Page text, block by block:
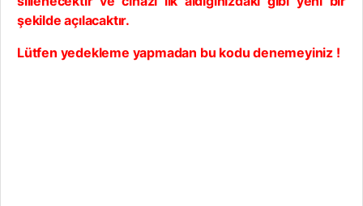
şekilde açılacaktır.
Lütfen yedekleme yapmadan bu kodu denemeyiniz !